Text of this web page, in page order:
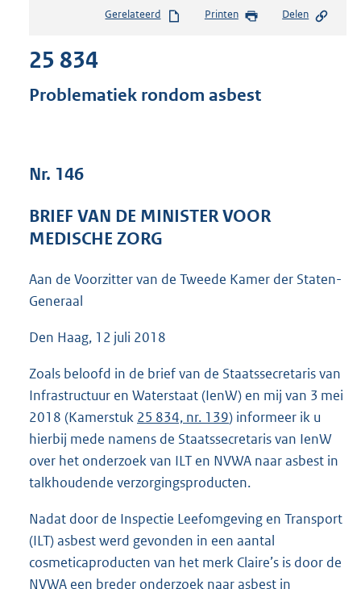
s
s
e
9
Gerelateerd Printen Delen
25 834
Problematiek rondom asbest
Nr. 146
BRIEF VAN DE MINISTER VOOR
MEDISCHE ZORG
Aan de Voorzitter van de Tweede Kamer der Staten-
Generaal
Den Haag, 12 juli 2018
Zoals beloofd in de brief van de Staatssecretaris van
Infrastructuur en Waterstaat (IenW) en mij van 3 mei
2018 (Kamerstuk 25 834, nr. 139) informeer ik u
hierbij mede namens de Staatssecretaris van IenW
over het onderzoek van ILT en NVWA naar asbest in
talkhoudende verzorgingsproducten.
Nadat door de Inspectie Leefomgeving en Transport
(ILT) asbest werd gevonden in een aantal
cosmeticaproducten van het merk Claire’s is door de
NVWA een breder onderzoek naar asbest in